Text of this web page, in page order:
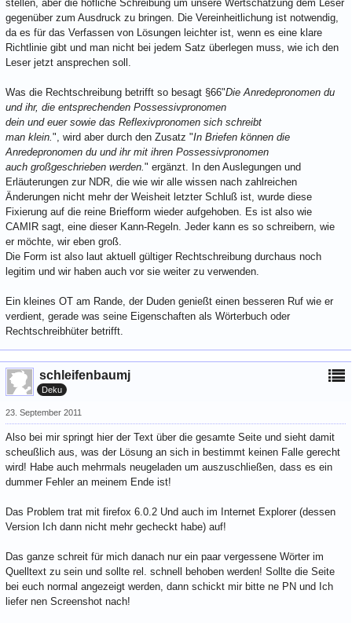
stellen, aber die höfliche Schreibung um unsere Wertschätzung dem Leser
gegenüber zum Ausdruck zu bringen. Die Vereinheitlichung ist notwendig,
da es für das Verfassen von Lösungen leichter ist, wenn es eine klare
Richtlinie gibt und man nicht bei jedem Satz überlegen muss, wie ich den
Leser jetzt ansprechen soll.
Was die Rechtschreibung betrifft so besagt §66"Die Anredepronomen du
und ihr, die entsprechenden Possessivpronomen
dein und euer sowie das Reflexivpronomen sich schreibt
man klein.", wird aber durch den Zusatz "In Briefen können die
Anredepronomen du und ihr mit ihren Possessivpronomen
auch großgeschrieben werden." ergänzt. In den Auslegungen und
Erläuterungen zur NDR, die wie wir alle wissen nach zahlreichen
Änderungen nicht mehr der Weisheit letzter Schluß ist, wurde diese
Fixierung auf die reine Briefform wieder aufgehoben. Es ist also wie
CAMIR sagt, eine dieser Kann-Regeln. Jeder kann es so schreibern, wie
er möchte, wir eben groß.
Die Form ist also laut aktuell gültiger Rechtschreibung durchaus noch
legitim und wir haben auch vor sie weiter zu verwenden.
Ein kleines OT am Rande, der Duden genießt einen besseren Ruf wie er
verdient, gerade was seine Eigenschaften als Wörterbuch oder
Rechtschreibhüter betrifft.
schleifenbaumj
Deku
23. September 2011
Also bei mir springt hier der Text über die gesamte Seite und sieht damit
scheußlich aus, was der Lösung an sich in bestimmt keinen Falle gerecht
wird! Habe auch mehrmals neugeladen um auszuschließen, dass es ein
dummer Fehler an meinem Ende ist!
Das Problem trat mit firefox 6.0.2 Und auch im Internet Explorer (dessen
Version Ich dann nicht mehr gecheckt habe) auf!
Das ganze schreit für mich danach nur ein paar vergessene Wörter im
Quelltext zu sein und sollte rel. schnell behoben werden! Sollte die Seite
bei euch normal angezeigt werden, dann schickt mir bitte ne PN und Ich
liefer nen Screenshot nach!